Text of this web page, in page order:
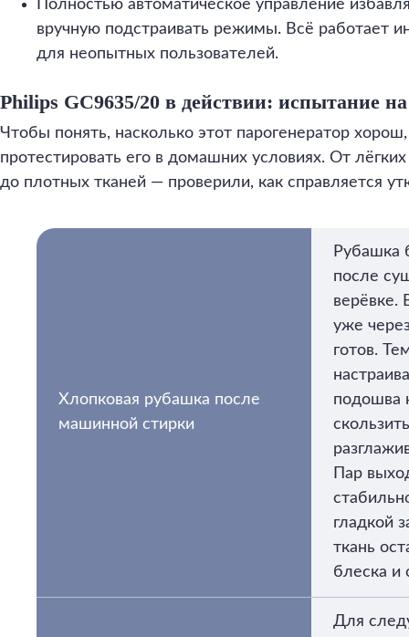
Полностью автоматическое управление
вручную подстраивать режимы. Всё работает
для неопытных пользователей.
Philips GC9635/20 в действии: испытание
Чтобы понять, насколько этот парогенератор
протестировать его в домашних условиях. От
до плотных тканей — проверили, как справляется
Хлопковая рубашка после
машинной стирки
Рубашка
после
верёвке.
уже
готов.
подошва
Пар
гладкой
ткань
блеска и
Для